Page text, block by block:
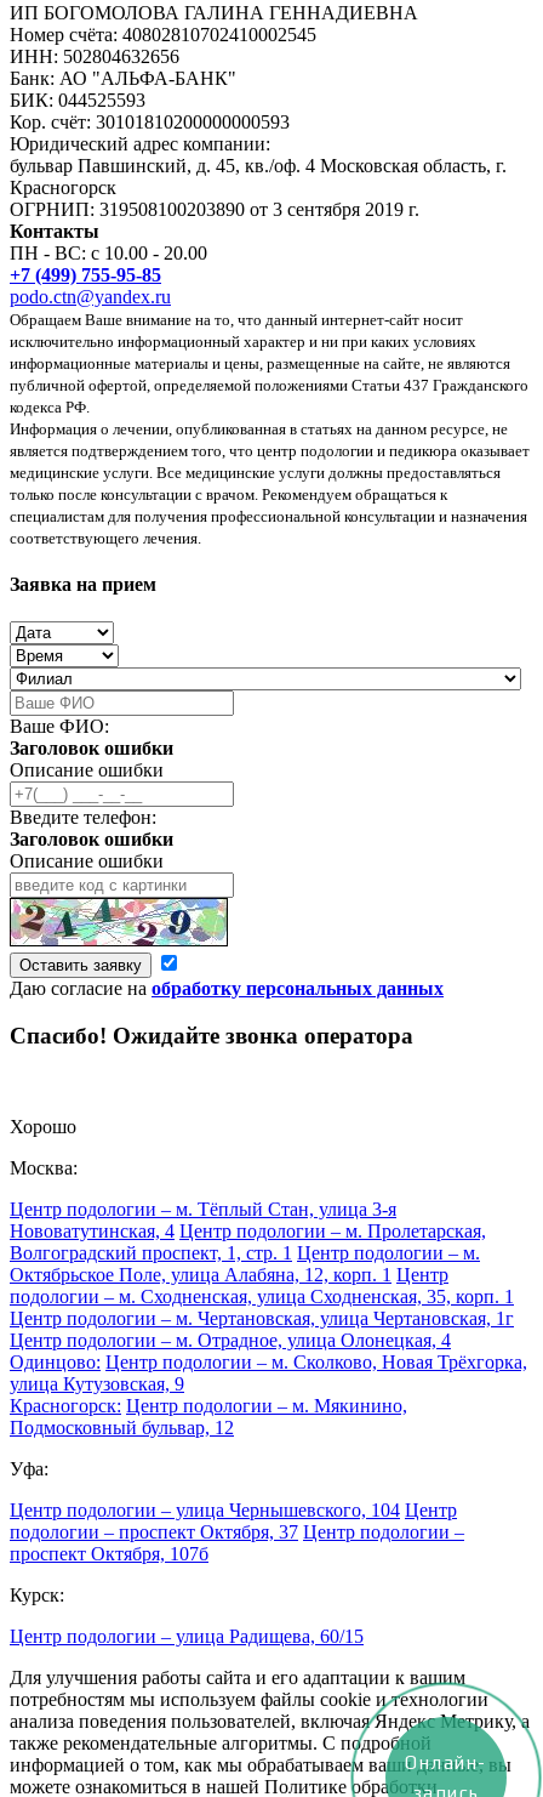
ИП БОГОМОЛОВА ГАЛИНА ГЕННАДИЕВНА
Номер счёта: 40802810702410002545
ИНН: 502804632656
Банк: АО "АЛЬФА-БАНК"
БИК: 044525593
Кор. счёт: 30101810200000000593
Юридический адрес компании:
бульвар Павшинский, д. 45, кв./оф. 4 Московская область, г.
Красногорск
ОГРНИП: 319508100203890 от 3 сентября 2019 г.
Контакты
ПН - ВС: с 10.00 - 20.00
+7 (499) 755-95-85
podo.ctn@yandex.ru
Обращаем Ваше внимание на то, что данный интернет-сайт носит
исключительно информационный характер и ни при каких условиях
информационные материалы и цены, размещенные на сайте, не являются
публичной офертой, определяемой положениями Статьи 437 Гражданского
кодекса РФ.
Информация о лечении, опубликованная в статьях на данном ресурсе, не
является подтверждением того, что центр подологии и педикюра оказывает
медицинские услуги. Все медицинские услуги должны предоставляться
только после консультации с врачом. Рекомендуем обращаться к
специалистам для получения профессиональной консультации и назначения
соответствующего лечения.
Заявка на прием
Ваше ФИО:
Заголовок ошибки
Описание ошибки
Введите телефон:
Заголовок ошибки
Описание ошибки
Оставить заявку
Даю согласие на обработку персональных данных
Спасибо! Ожидайте звонка оператора
Хорошо
Москва:
Центр подологии – м. Тёплый Стан, улица 3-я
Нововатутинская, 4 Центр подологии – м. Пролетарская,
Волгоградский проспект, 1, стр. 1 Центр подологии – м.
Октябрьское Поле, улица Алабяна, 12, корп. 1 Центр
подологии – м. Сходненская, улица Сходненская, 35, корп. 1
Центр подологии – м. Чертановская, улица Чертановская, 1г
Центр подологии – м. Отрадное, улица Олонецкая, 4
Одинцово: Центр подологии – м. Сколково, Новая Трёхгорка,
улица Кутузовская, 9
Красногорск: Центр подологии – м. Мякинино,
Подмосковный бульвар, 12
Уфа:
Центр подологии – улица Чернышевского, 104 Центр
подологии – проспект Октября, 37 Центр подологии –
проспект Октября, 107б
Курск:
Центр подологии – улица Радищева, 60/15
Для улучшения работы сайта и его адаптации к вашим
потребностям мы используем файлы cookie и технологии
анализа поведения пользователей, включая Яндекс Метрику, а
также рекомендательные алгоритмы. С подробной
информацией о том, как мы обрабатываем ваши данные, вы
можете ознакомиться в нашей Политике обработки
Онлайн-
запись